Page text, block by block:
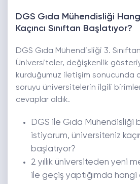
DGS Gıda Mühendisliği
Kaçıncı Sınıftan Başlatıyor?
DGS Gıda Mühendisliği 3.
Üniversiteler, değişkenlik
kurduğumuz iletişim sonucunda
soruyu üniversitelerin ilgili
cevaplar aldık.
DGS ile Gıda
istiyorum, üniversiteniz
başlatıyor?
2 yıllık üniversiteden yeni
ile geçiş yaptığımda